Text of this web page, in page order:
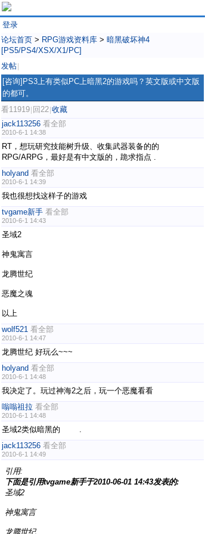
登录
论坛首页 > RPG游戏资料库 > 暗黑破坏神4
[PS5/PS4/XSX/X1/PC]
发帖
[咨询]PS3上有类似PC上暗黑2的游戏吗？英文版或中文版
的都可。
看11919 回22 收藏
jack113256 看全部
2010-6-1 14:38
RT，想玩研究技能树升级、收集武器装备的的
RPG/ARPG，最好是有中文版的，跪求指点 .
holyand 看全部
2010-6-1 14:39
我也很想找这样子的游戏
tvgame新手 看全部
2010-6-1 14:43
圣域2
神鬼寓言
龙腾世纪
恶魔之魂
以上
wolf521 看全部
2010-6-1 14:47
龙腾世纪 好玩么~~~
holyand 看全部
2010-6-1 14:48
我决定了。玩过神海2之后，玩一个恶魔看看
嗡嗡祖拉 看全部
2010-6-1 14:48
圣域2类似暗黑的 .
jack113256 看全部
2010-6-1 14:49
引用:
下面是引用tvgame新手于2010-06-01 14:43发表的:
圣域2
神鬼寓言
龙腾世纪